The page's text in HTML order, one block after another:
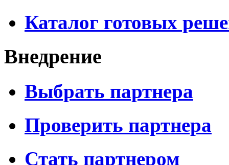
Каталог готовых
Внедрение
Выбрать партнера
Проверить партнера
Стать партнером